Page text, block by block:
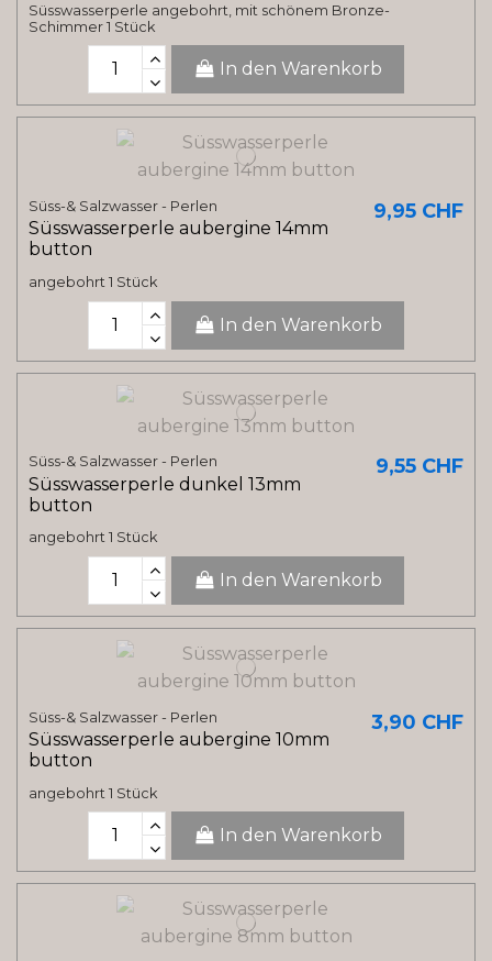
Süsswasserperle angebohrt, mit schönem Bronze-
Schimmer 1 Stück
In den Warenkorb
Süss-& Salzwasser - Perlen
Süsswasserperle aubergine 14mm
button
9,95 CHF
angebohrt 1 Stück
In den Warenkorb
Süss-& Salzwasser - Perlen
Süsswasserperle dunkel 13mm
button
9,55 CHF
angebohrt 1 Stück
In den Warenkorb
Süss-& Salzwasser - Perlen
Süsswasserperle aubergine 10mm
button
3,90 CHF
angebohrt 1 Stück
In den Warenkorb